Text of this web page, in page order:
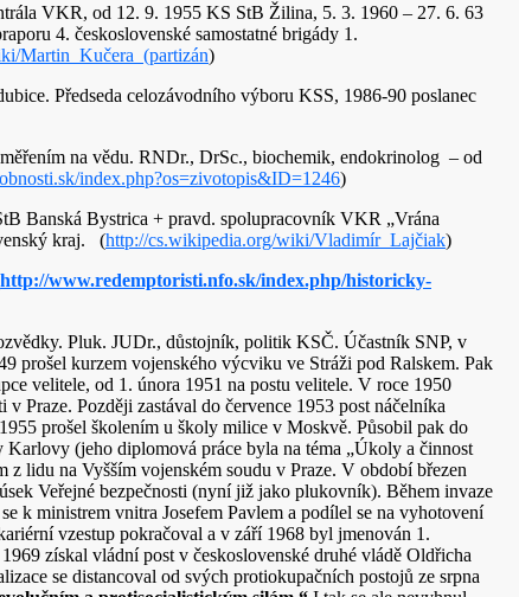
VKR, od 12. 9. 1955 KS StB Žilina, 5. 3. 1960 – 27. 6. 63
4. československé samostatné brigády 1.
Martin_Kučera_(partizán)
Předseda celozávodního výboru KSS, 1986-90 poslanec
na vědu. RNDr., DrSc., biochemik, endokrinolog – od
index.php?os=zivotopis&ID=1246)
Banská Bystrica + pravd. spolupracovník VKR „Vrána
kraj. (http://cs.wikipedia.org/wiki/Vladimír_Lajčiak)
http://www.redemptoristi.nfo.sk/index.php/historicky-
Pluk. JUDr., důstojník, politik KSČ. Účastník SNP, v
prošel kurzem vojenského výcviku ve Stráži pod Ralskem. Pak
velitele, od 1. února 1951 na postu velitele. V roce 1950
Praze. Později zastával do července 1953 post náčelníka
prošel školením u školy milice v Moskvě. Působil pak do
(jeho diplomová práce byla na téma „Úkoly a činnost
lidu na Vyšším vojenském soudu v Praze. V období březen
Veřejné bezpečnosti (nyní již jako plukovník). Během invaze
k ministrem vnitra Josefem Pavlem a podílel se na vyhotovení
vzestup pokračoval a v září 1968 byl jmenován 1.
získal vládní post v československé druhé vládě Oldřicha
se distancoval od svých protiokupačních postojů ze srpna